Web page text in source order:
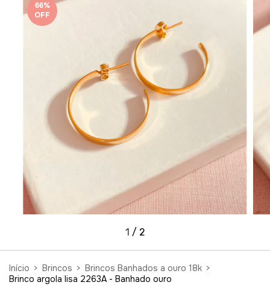
66%
OFF
1 / 2
Início > Brincos > Brincos Banhados a ouro 18k >
Brinco argola lisa 2263A - Banhado ouro